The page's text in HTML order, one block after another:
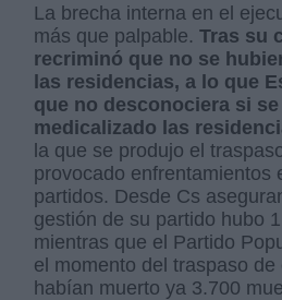
La brecha interna en el
más que palpable.Tras su
recriminó que no se
las residencias, a lo que
que no desconociera si
medicalizado las
la que se produjo el
provocado enfrentamientos
partidos. Desde Cs
gestión de su partido hubo
mientras que el Partido
el momento del traspaso de
habían muerto ya 3.700